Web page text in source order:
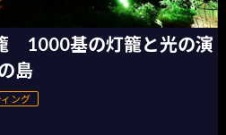
1000基の灯籠と光の演
島
ング